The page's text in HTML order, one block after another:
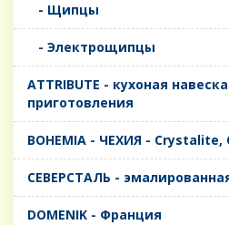
- Щипцы
- Электрощипцы
ATTRIBUTE - кухоная
приготовления
BOHEMIA - ЧЕХИЯ - Crystalite,
CЕВЕРСТАЛЬ -
DOMENIK - Франция